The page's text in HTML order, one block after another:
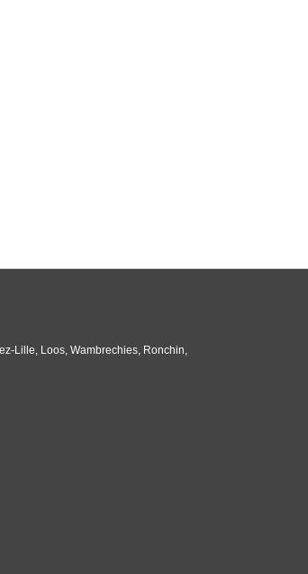
Lille, Loos, Wambrechies, Ronchin,